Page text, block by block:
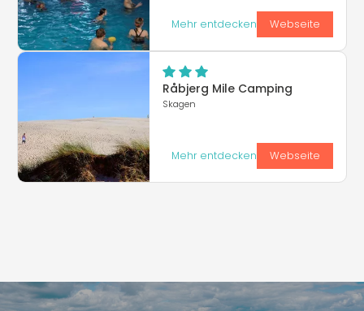
Mehr entdecken Webseite
Råbjerg Mile Camping
Skagen
Mehr entdecken Webseite